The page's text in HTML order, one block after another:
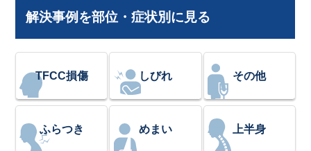
解決事例を部位・症状別に見る
TFCC損傷 しびれ その他
ふらつき めまい 上半身